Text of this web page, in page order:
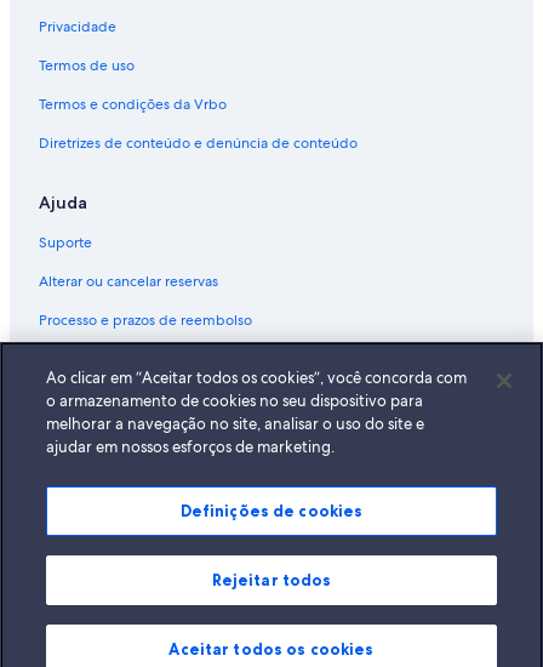
Privacidade
Termos de uso
Termos e condições da Vrbo
Diretrizes de conteúdo e denúncia de conteúdo
Ajuda
Suporte
Alterar ou cancelar reservas
Processo e prazos de reembolso
Documentos para viagens internacionais
A Expedia, Inc. não se responsabiliza pelo conteúdo dos sites externos.
© 2026 Expedia, Inc., uma empresa do Expedia Group. Todos os direitos
reservados Expedia e o logotipo da Expedia são marcas registradas da
Ao clicar em “Aceitar todos os cookies”, você concorda com
o armazenamento de cookies no seu dispositivo para
melhorar a navegação no site, analisar o uso do site e
ajudar em nossos esforços de marketing.
Definições de cookies
Rejeitar todos
Aceitar todos os cookies